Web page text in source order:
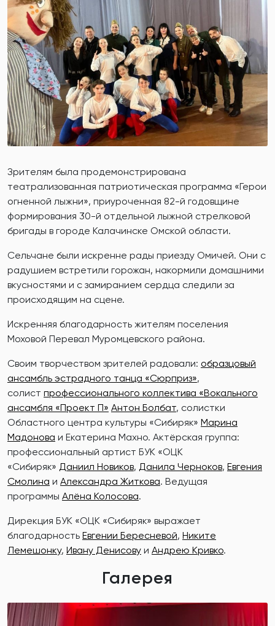
Зрителям была продемонстрирована
театрализованная патриотическая программа «Герои
огненной лыжни», приуроченная 82-й годовщине
формирования 30-й отдельной лыжной стрелковой
бригады в городе Калачинске Омской области.
Сельчане были искренне рады приезду Омичей. Они с
радушием встретили горожан, накормили домашними
вкусностями и с замиранием сердца следили за
происходящим на сцене.
Искренняя благодарность жителям поселения
Моховой Перевал Муромцевского района.
Своим творчеством зрителей радовали: образцовый
ансамбль эстрадного танца «Сюрприз»,
солист профессионального коллектива «Вокального
ансамбля «Проект П» Антон Болбат, солистки
Областного центра культуры «Сибиряк» Марина
Мадонова и Екатерина Махно. Актёрская группа:
профессиональный артист БУК «ОЦК
«Сибиряк» Даниил Новиков, Данила Черноков, Евгения
Смолина и Александра Житкова. Ведущая
программы Алёна Колосова.
Дирекция БУК «ОЦК «Сибиряк» выражает
благодарность Евгении Бересневой, Никите
Лемешонку, Ивану Денисову и Андрею Кривко.
Галерея